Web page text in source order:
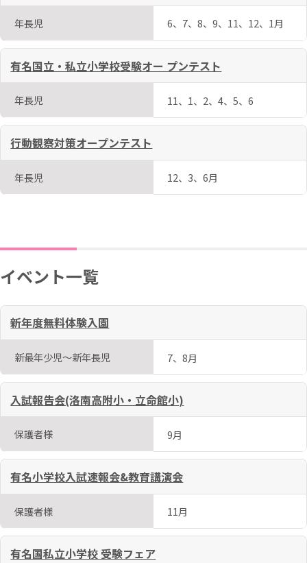
年長児 6、7、8、9、11、12、1月
有名国立・私立小学校受験オー プンテスト
年長児 11、1、2、4、5、6
行動観察対策オープンテスト
年長児 12、3、6月
イベント一覧
新年度無料体験入園
新最年少児～新年長児 7、8月
入試報告会(洛南高附小・立命館小)
保護者様 9月
有名小学校入試速報会&教育講演会
保護者様 11月
有名国私立小学校 受験フェア